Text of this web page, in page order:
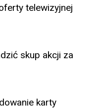
telewizyjnej
skup akcji za
karty